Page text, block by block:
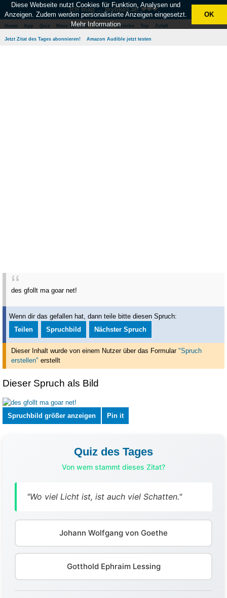
Ich mag ... mylikes.at! ❤❤❤
Home App Quiz Neue Sprüche Beliebte Sprüche Top Zufall
Jetzt Zitat des Tages abonnieren! Amazon Audible jetzt testen
des gfollt ma goar net!
Wenn dir das gefallen hat, dann teile bitte diesen Spruch:
Teilen
Spruchbild Nächster Spruch
Dieser Inhalt wurde von einem Nutzer über das Formular "Spruch
erstellen" erstellt
Dieser Spruch als Bild
Spruchbild größer anzeigen Pin it
Quiz des Tages
Von wem stammt dieses Zitat?
"Wo viel Licht ist, ist auch viel Schatten."
Johann Wolfgang von Goethe
Gotthold Ephraim Lessing
Diese Webseite nutzt Cookies für Funktion, Analysen und
Anzeigen. Zudem werden personalisierte Anzeigen eingesetzt.
Mehr Information
OK